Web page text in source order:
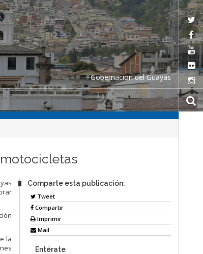
Gobernacion del Guayas
la
Comparte esta publicación:
Tweet
Compartir
Imprimir
Mail
Entérate